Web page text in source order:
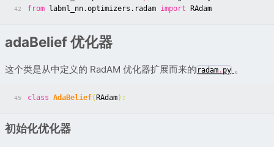
42 from labml_nn.optimizers.radam import RAdam
adaBelief 优化器
这个类是从中定义的 RadAM 优化器扩展而来的 radam. py 。
45 class AdaBelief( RAdam):
初始化优化器